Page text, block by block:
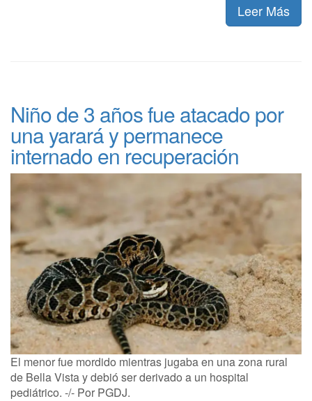
Leer Más
Niño de 3 años fue atacado por
una yarará y permanece
internado en recuperación
El menor fue mordido mientras jugaba en una zona rural
de Bella Vista y debió ser derivado a un hospital
pediátrico. -/- Por PGDJ.